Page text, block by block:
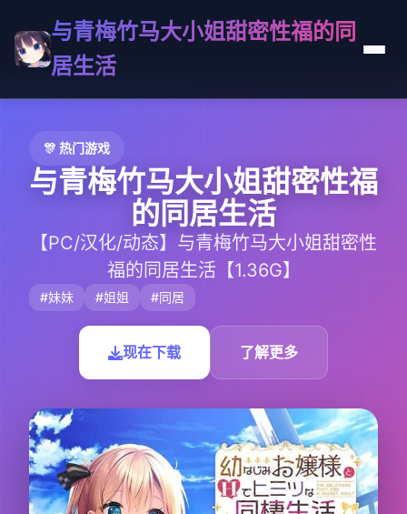
与青梅竹马大小姐甜密性福的同
居生活
🎊 热门游戏
与青梅竹马大小姐甜密性福
的同居生活
【PC/汉化/动态】与青梅竹马大小姐甜密性
福的同居生活【1.36G】
#妹妹 #姐姐 #同居
现在下载 了解更多